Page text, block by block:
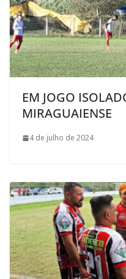
EM JOGO
MIRAGUAIENSE
4 de julho de 2024